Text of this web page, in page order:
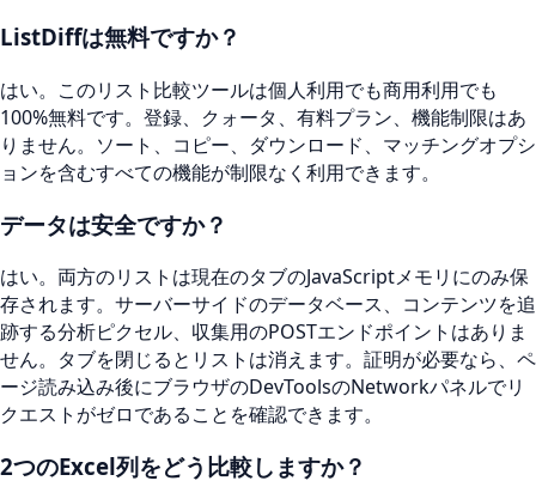
ListDiffは無料ですか？
はい。このリスト比較ツールは個人利用でも商用利用でも
100%無料です。登録、クォータ、有料プラン、機能制限はあ
りません。ソート、コピー、ダウンロード、マッチングオプシ
ョンを含むすべての機能が制限なく利用できます。
データは安全ですか？
はい。両方のリストは現在のタブのJavaScriptメモリにのみ保
存されます。サーバーサイドのデータベース、コンテンツを追
跡する分析ピクセル、収集用のPOSTエンドポイントはありま
せん。タブを閉じるとリストは消えます。証明が必要なら、ペ
ージ読み込み後にブラウザのDevToolsのNetworkパネルでリ
クエストがゼロであることを確認できます。
2つのExcel列をどう比較しますか？